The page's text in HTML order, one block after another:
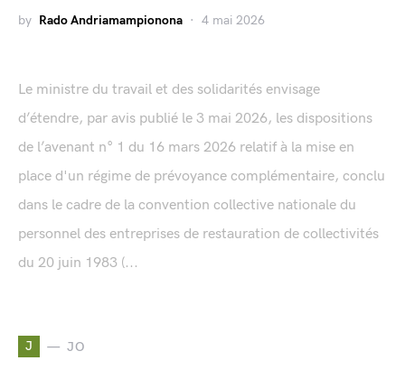
by Rado Andriamampionona 4 mai 2026
Le ministre du travail et des solidarités envisage
d’étendre, par avis publié le 3 mai 2026, les dispositions
de l’avenant n° 1 du 16 mars 2026 relatif à la mise en
place d'un régime de prévoyance complémentaire, conclu
dans le cadre de la convention collective nationale du
personnel des entreprises de restauration de collectivités
du 20 juin 1983 (...
J JO